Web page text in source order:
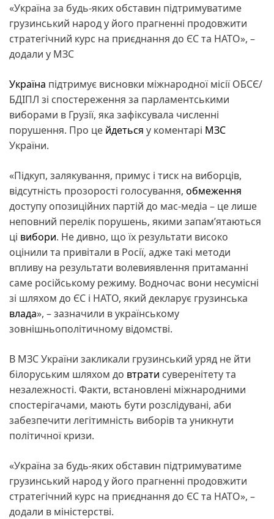
«Україна за будь-яких обставин підтримуватиме
грузинський народ у його прагненні продовжити
стратегічний курс на приєднання до ЄС та НАТО», –
додали у МЗС
Україна підтримує висновки міжнародної місії ОБСЄ/
БДІПЛ зі спостереження за парламентськими
виборами в Грузії, яка зафіксувала численні
порушення. Про це йдеться у коментарі МЗС
України.
«Підкуп, залякування, примус і тиск на виборців,
відсутність прозорості голосування, обмеження
доступу опозиційних партій до мас-медіа – це лише
неповний перелік порушень, якими запам’ятаються
ці вибори. Не дивно, що їх результати високо
оцінили та привітали в Росії, адже такі методи
впливу на результати волевиявлення притаманні
саме російському режиму. Водночас вони несумісні
зі шляхом до ЄС і НАТО, який декларує грузинська
влада», – зазначили в українському
зовнішньополітичному відомстві.
В МЗС України закликали грузинський уряд не йти
білоруським шляхом до втрати суверенітету та
незалежності. Факти, встановлені міжнародними
спостерігачами, мають бути розслідувані, аби
забезпечити легітимність виборів та уникнути
політичної кризи.
«Україна за будь-яких обставин підтримуватиме
грузинський народ у його прагненні продовжити
стратегічний курс на приєднання до ЄС та НАТО», –
додали в міністерстві.